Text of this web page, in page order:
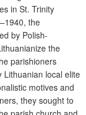
in St. Trinity
the
by Polish-
the
parishioners
Lithuanian local elite
motives and
they sought to